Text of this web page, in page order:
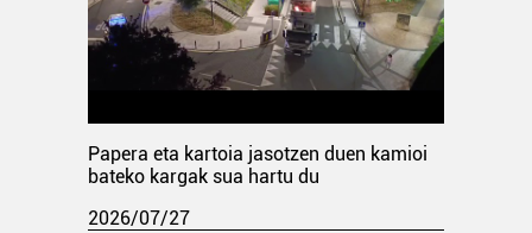
Papera eta kartoia jasotzen duen kamioi
bateko kargak sua hartu du
2026/07/27